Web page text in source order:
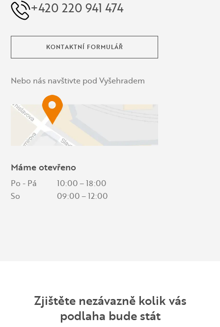
+420 220 941 474
KONTAKTNÍ FORMULÁŘ
Nebo nás navštivte pod Vyšehradem
Máme otevřeno
Po - Pá
10:00 – 18:00
So
09:00 – 12:00
Zjištěte nezávazně kolik vás
podlaha bude stát